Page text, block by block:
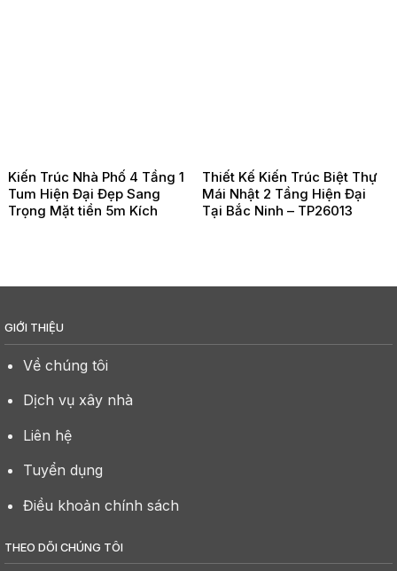
Kiến Trúc Nhà Phố 4 Tầng 1
Tum Hiện Đại Đẹp Sang
Trọng Mặt tiền 5m Kích
Thiết Kế Kiến Trúc Biệt Thự
Mái Nhật 2 Tầng Hiện Đại
Tại Bắc Ninh – TP26013
GIỚI THIỆU
Về chúng tôi
Dịch vụ xây nhà
Liên hệ
Tuyển dụng
Điều khoản chính sách
THEO DÕI CHÚNG TÔI